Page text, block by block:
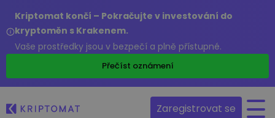
Kriptomat končí – Pokračujte v investování do
kryptoměn s Krakenem.
Vaše prostředky jsou v bezpečí a plně přístupné.
Přečíst oznámení
Zaregistrovat se